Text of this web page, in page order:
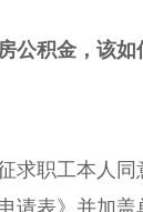
公积金，该如
职工本人同
请表》并加盖